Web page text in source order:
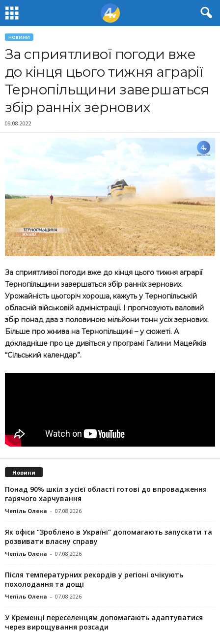
НОВИНИ
За сприятливої погоди вже
до кінця цього тижня аграрії
Тернопільщини завершаться
збір ранніх зернових
09.08.2022
За сприятливої погоди вже до кінця цього тижня аграрії
Тернопільщини завершаться збір ранніх зернових.
Урожайність цьогоріч хороша, кажуть у Тернопільській
обласній військовій адміністрації. І прогнозують валовий
збір понад два з половиною мільйони тонн усіх зернових.
Більше про жнива на Тернопільщині – у сюжеті. А
докладніше про це дивіться у програмі Галини Мацейків
“Сільський календар”.
Новини
Понад 90% шкіл з усієї області готові до впровадження
гарячого харчування
Чепіль Олена - 07.08.2026
Як офіси “Зроблено в Україні” допомагають запускaти та
розвивати власну справу
Чепіль Олена - 07.08.2026
Після температурних рекордів у регіоні очікують
похолодання та дощі
Чепіль Олена - 07.08.2026
У Кременці переселенцям допомагають адаптуватися
через вирощування розсади